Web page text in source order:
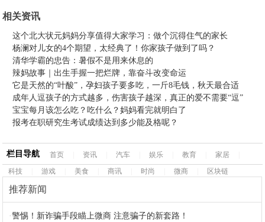
相关资讯
这个北大状元妈妈分享值得大家学习：做个沉得住气的家长
杨澜对儿女的4个期望，太经典了！你家孩子做到了吗？
清华学霸的忠告：暑假不是用来休息的
辣妈故事｜出生手握一把烂牌，靠奋斗改变命运
它是天然的“叶酸”，孕妇孩子要多吃，一斤8毛钱，秋天最合适
成年人逗孩子的方式越多，伤害孩子越深，真正的爱不需要“逗”
宝宝每月该怎么吃？吃什么？妈妈看完就明白了
报考在职研究生考试成绩达到多少能及格呢？
栏目导航 首页 资讯 汽车 娱乐 教育 家居
科技
游戏 美食 商讯 时尚 微商 区块链
推荐新闻
·警惕！新诈骗手段瞄上微商 注意骗子的新套路！